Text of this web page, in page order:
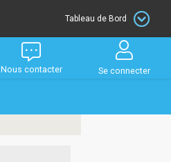
Tableau de Bord
Nous contacter Se connecter